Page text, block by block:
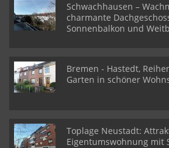
Schwachhausen –
charmante
Sonnenbalkon und
Bremen - Hastedt,
Garten in schöner
Toplage Neustadt:
Eigentumswohnung mit